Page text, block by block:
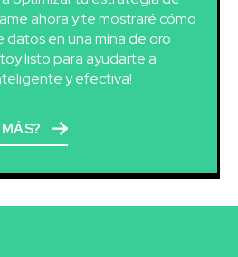
ahora y te mostraré cómo
en una mina de oro
listo para ayudarte a
y efectiva!